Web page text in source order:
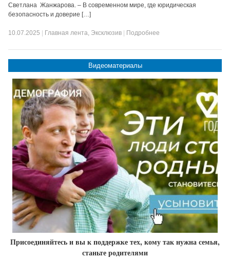
Светлана Жанжарова. – В современном мире, где юридическая
безопасность и доверие […]
10.07.2025 Главная лента, Эксклюзив Подробнее
Видеоматериалы
Присоединяйтесь и вы к поддержке тех, кому так нужна семья,
станьте родителями